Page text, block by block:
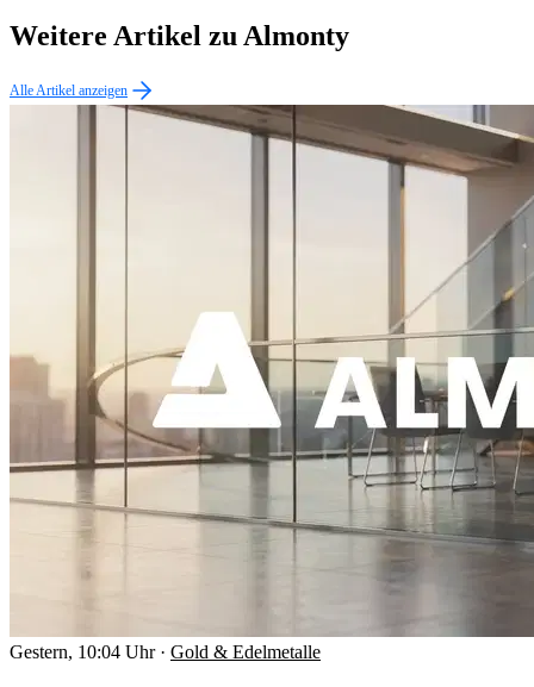
Weitere Artikel zu Almonty
Alle Artikel anzeigen
Gestern, 10:04 Uhr · Gold & Edelmetalle